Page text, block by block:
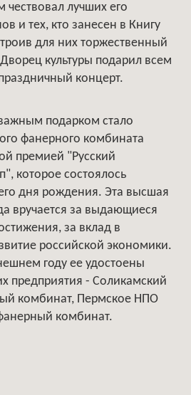
лучших его
и тех, кто занесен в Книгу
для них торжественный
культуры подарил всем
концерт.
подарком стало
фанерного комбината
премией "Русский
которое состоялось
дня рождения. Эта высшая
вручается за выдающиеся
за вклад в
российской экономики.
году ее удостоены
предприятия - Соликамский
комбинат, Пермское НПО
комбинат.